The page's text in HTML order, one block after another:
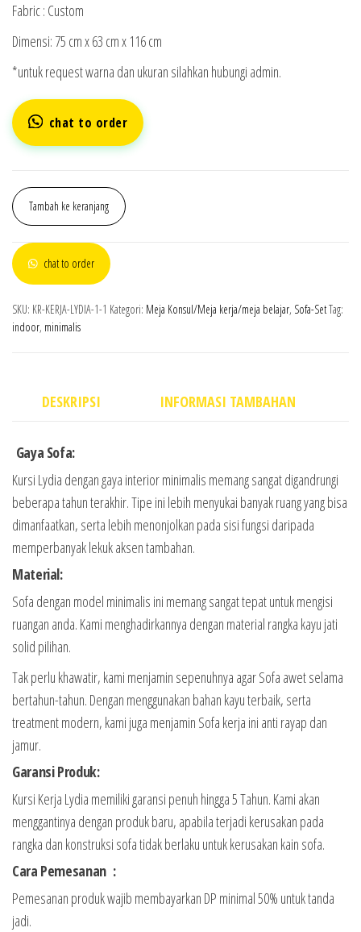
Fabric : Custom
Dimensi: 75 cm x 63 cm x 116 cm
*untuk request warna dan ukuran silahkan hubungi admin.
chat to order
Tambah ke keranjang
chat to order
SKU: KR-KERJA-LYDIA-1-1 Kategori: Meja Konsul/Meja kerja/meja belajar, Sofa-SetTag:
indoor, minimalis
DESKRIPSI INFORMASI TAMBAHAN
Gaya Sofa:
Kursi Lydia dengan gaya interior minimalis memang sangat digandrungi
beberapa tahun terakhir. Tipe ini lebih menyukai banyak ruang yang bisa
dimanfaatkan, serta lebih menonjolkan pada sisi fungsi daripada
memperbanyak lekuk aksen tambahan.
Material:
Sofa dengan model minimalis ini memang sangat tepat untuk mengisi
ruangan anda. Kami menghadirkannya dengan material rangka kayu jati
solid pilihan.
Tak perlu khawatir, kami menjamin sepenuhnya agar Sofa awet selama
bertahun-tahun. Dengan menggunakan bahan kayu terbaik, serta
treatment modern, kami juga menjamin Sofa kerja ini anti rayap dan
jamur.
Garansi Produk:
Kursi Kerja Lydia memiliki garansi penuh hingga 5 Tahun. Kami akan
menggantinya dengan produk baru, apabila terjadi kerusakan pada
rangka dan konstruksi sofa tidak berlaku untuk kerusakan kain sofa.
Cara Pemesanan :
Pemesanan produk wajib membayarkan DP minimal 50% untuk tanda
jadi.